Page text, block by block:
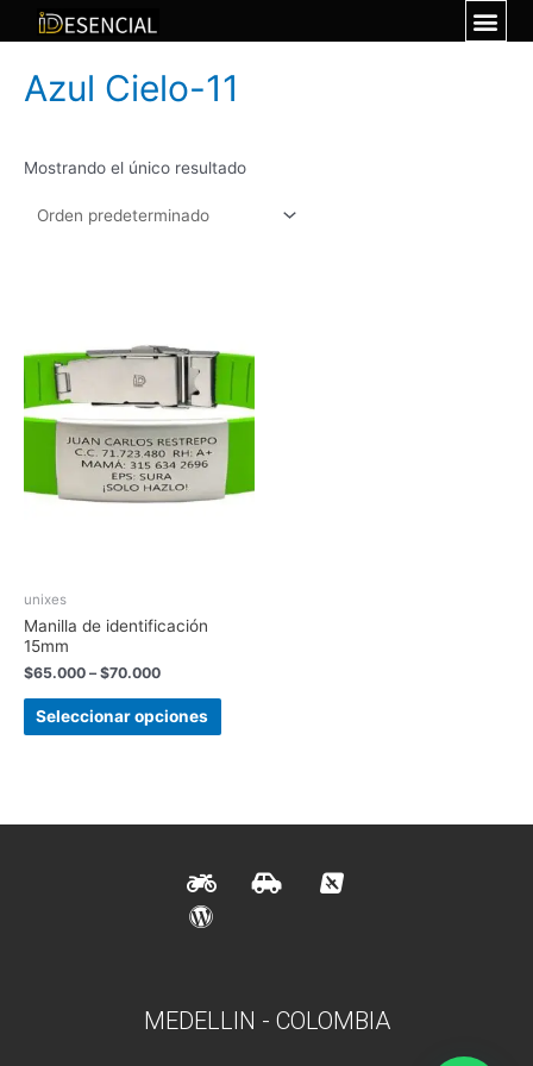
Azul Cielo-11
Mostrando el único resultado
unixes
Manilla de identificación
15mm
$65.000 –$70.000
Seleccionar opciones
MEDELLIN - COLOMBIA